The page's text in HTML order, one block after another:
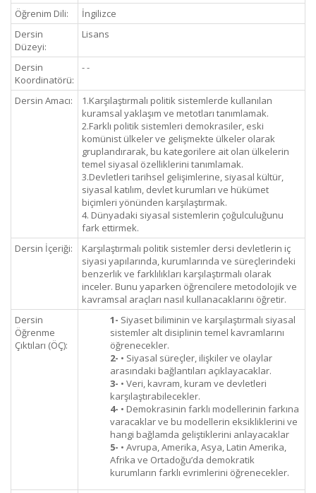
Öğrenim Dili:
İngilizce
Dersin
Düzeyi:
Lisans
Dersin
Koordinatörü:
- -
Dersin Amacı:
1.Karşılaştırmalı politik sistemlerde kullanılan
kuramsal yaklaşım ve metotları tanımlamak.
2.Farklı politik sistemleri demokrasiler, eski
komünist ülkeler ve gelişmekte ülkeler olarak
gruplandırarak, bu kategorilere ait olan ülkelerin
temel siyasal özelliklerini tanımlamak.
3.Devletleri tarihsel gelişimlerine, siyasal kültür,
siyasal katılım, devlet kurumları ve hükümet
biçimleri yönünden karşılaştırmak.
4. Dünyadaki siyasal sistemlerin çoğulculuğunu
fark ettirmek.
Dersin İçeriği:
Karşılaştırmalı politik sistemler dersi devletlerin iç
siyasi yapılarında, kurumlarında ve süreçlerindeki
benzerlik ve farklılıkları karşılaştırmalı olarak
inceler. Bunu yaparken öğrencilere metodolojik ve
kavramsal araçları nasıl kullanacaklarını öğretir.
Dersin
Öğrenme
Çıktıları (ÖÇ):
1- Siyaset biliminin ve karşılaştırmalı siyasal
sistemler alt disiplinin temel kavramlarını
öğrenecekler.
2- • Siyasal süreçler, ilişkiler ve olaylar
arasındaki bağlantıları açıklayacaklar.
3- • Veri, kavram, kuram ve devletleri
karşılaştırabilecekler.
4- • Demokrasinin farklı modellerinin farkına
varacaklar ve bu modellerin eksikliklerini ve
hangi bağlamda geliştiklerini anlayacaklar
5- • Avrupa, Amerika, Asya, Latin Amerika,
Afrika ve Ortadoğu’da demokratik
kurumların farklı evrimlerini öğrenecekler.